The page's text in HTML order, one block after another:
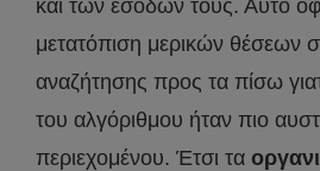
και των εσόδων τους. Αυτό
μετατόπιση μερικών θέσεων
αναζήτησης προς τα πίσω
του αλγόριθμου ήταν πιο
περιεχομένου. Έτσι τα